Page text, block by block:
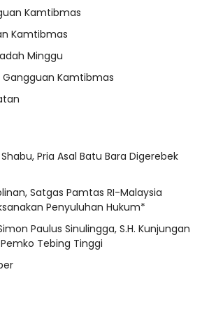
Kamtibmas
Kamtibmas
Minggu
Gangguan Kamtibmas
Pria Asal Batu Bara Digerebek
Satgas Pamtas RI-Malaysia
Penyuluhan Hukum*
Paulus Sinulingga, S.H. Kunjungan
Tebing Tinggi